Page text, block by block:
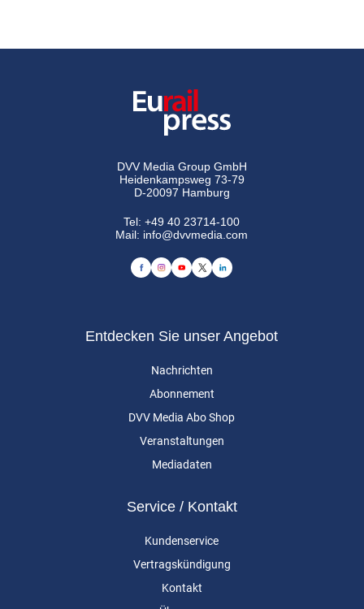
DVV Media Group GmbH
Heidenkampsweg 73-79
D-20097 Hamburg
Tel:+49 40 23714-100
Mail: info@dvvmedia.com
Entdecken Sie unser Angebot
Nachrichten
Abonnement
DVV Media Abo Shop
Veranstaltungen
Mediadaten
Service / Kontakt
Kundenservice
Vertragskündigung
Kontakt